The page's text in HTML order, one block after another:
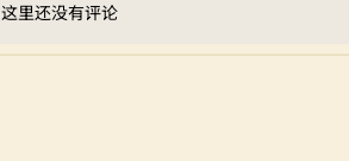
这里还没有评论